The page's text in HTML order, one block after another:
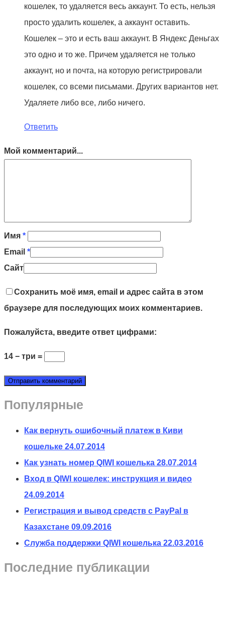
кошелек, то удаляется весь аккаунт. То есть, нельзя
просто удалить кошелек, а аккаунт оставить.
Кошелек – это и есть ваш аккаунт. В Яндекс Деньгах
это одно и то же. Причем удаляется не только
аккаунт, но и почта, на которую регистрировали
кошелек, со всеми письмами. Других вариантов нет.
Удаляете либо все, либо ничего.
Ответить
Мой комментарий...
Имя *
Email *
Сайт
Сохранить моё имя, email и адрес сайта в этом
браузере для последующих моих комментариев.
Пожалуйста, введите ответ цифрами:
14 − три =
Популярные
Как вернуть ошибочный платеж в Киви
кошельке 24.07.2014
Как узнать номер QIWI кошелька 28.07.2014
Вход в QIWI кошелек: инструкция и видео
24.09.2014
Регистрация и вывод средств с PayPal в
Казахстане 09.09.2016
Служба поддержки QIWI кошелька 22.03.2016
Последние публикации